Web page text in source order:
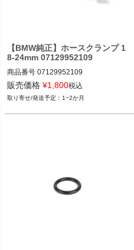
【BMW純正】ホースクランプ 1
8-24mm 07129952109
商品番号 07129952109
7129952109
販売価格 ¥1,800税込
1~2か月